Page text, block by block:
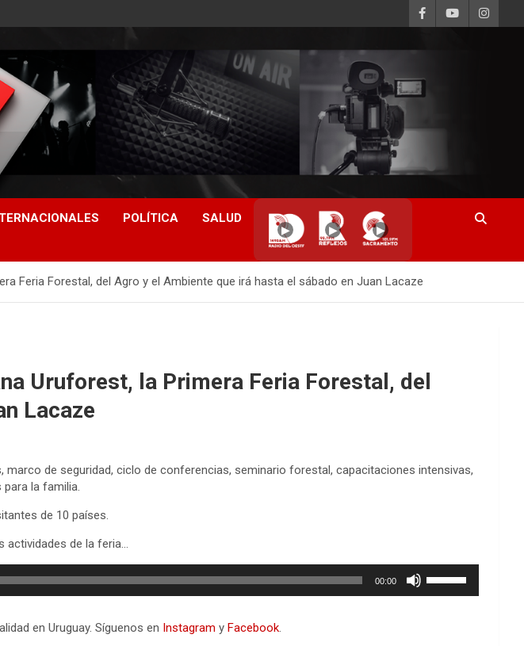
POLÍTICA SALUD
▶ ▶ ▶
Feria Forestal, del Agro y el Ambiente que irá hasta el sábado en Juan Lacaze
Uruforest, la Primera Feria Forestal, del
Lacaze
de seguridad, ciclo de conferencias, seminario forestal, capacitaciones intensivas,
la familia.
de 10 países.
actividades de la feria…
00:00
en Uruguay. Síguenos en Instagram y Facebook.